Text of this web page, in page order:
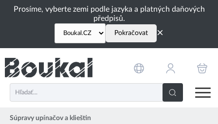
Prosíme, vyberte zemi podle jazyka a platných daňových
předpisů.
Pokračovat ×
Súpravy upínačov a klieštin